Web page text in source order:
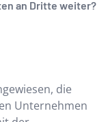
an Dritte weiter?
die
Unternehmen